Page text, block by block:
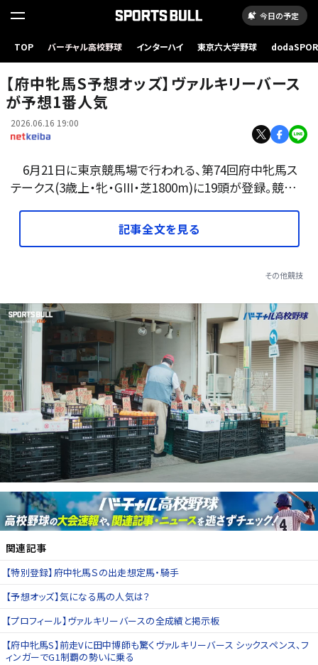
今日の予定
TOP バーチャル高校野球 インターハイ 東京六大学野球
ヴァルキリーバース(撮影：下野雄規)
【府中牝馬S予想オッズ】ヴァルキリーバース
が予想1番人気
2026.06.16 19:00
6月21日に東京競馬場で行われる、第74回府中牝馬ス
テークス(3歳上・牝・GIII・芝1800m)に19頭が登録。競…
記事全文を見る
その他競技
関連記事
【特別登録】府中牝馬Ｓの出走想定馬・騎手
【予想オッズ】気になる馬の人気は？
【プロフィール】ヴァルキリーバースの全成績と掲示板
【府中牝馬S】前走Vに田中博師も驚くヴァルキリーバース シックスペンス、フ
ィンガーでG1制覇の勢いに乗る